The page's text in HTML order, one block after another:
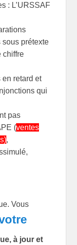
: L’URSSAF
prétexte
chiffre
retard et
qui
pas
(ventes
,
Vous
à jour et